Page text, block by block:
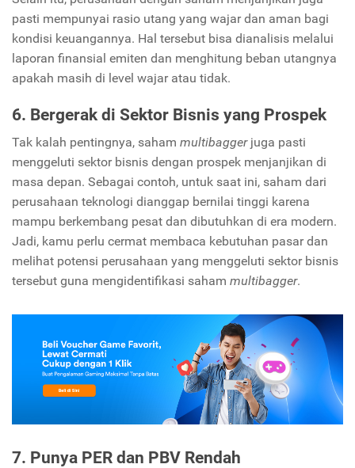
pasti mempunyai rasio utang yang wajar dan aman bagi
kondisi keuangannya. Hal tersebut bisa dianalisis melalui
laporan finansial emiten dan menghitung beban utangnya
apakah masih di level wajar atau tidak.
6. Bergerak di Sektor Bisnis yang Prospek
Tak kalah pentingnya, saham multibagger juga pasti
menggeluti sektor bisnis dengan prospek menjanjikan di
masa depan. Sebagai contoh, untuk saat ini, saham dari
perusahaan teknologi dianggap bernilai tinggi karena
mampu berkembang pesat dan dibutuhkan di era modern.
Jadi, kamu perlu cermat membaca kebutuhan pasar dan
melihat potensi perusahaan yang menggeluti sektor bisnis
tersebut guna mengidentifikasi saham multibagger.
7. Punya PER dan PBV Rendah